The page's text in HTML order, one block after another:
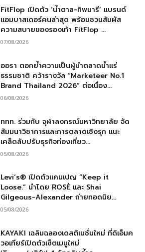
FitFlop เปิดตัว ‘น้ำตาล-ทิพนารี’ แบรนด์
แอมบาสเดอร์คนล่าสุด พร้อมชวนสัมผัส
ความสบายของรองเท้า FitFlop ...
07/08/2026
ออรา ตอกย้ำความเป็นผู้นำตลาดน้ำแร่
ธรรมชาติ คว้ารางวัล “Marketeer No.1
Brand Thailand 2026” ต่อเนื่อง...
06/08/2026
ททท. ร่วมกับ จุฬาลงกรณ์มหาวิทยาลัย จัด
สัมมนาวิชาการและการตลาดเชิงรุก แนะ
เคล็ดลับปรับธุรกิจท่องเที่ยว...
05/08/2026
Levi’s® เปิดตัวแคมเปญ “Keep it
Loose.” นำโดย ROSÉ และ Shai
Gilgeous-Alexander ถ่ายทอดนิย...
05/08/2026
KAYAKI เฉลิมฉลองเดสติเนชั่นใหม่ ที่ดิเอ็มค
วอเทียร์เปิดตัวเซ็ตเมนูใหม่